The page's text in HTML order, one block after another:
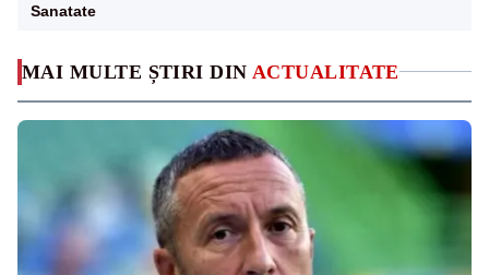
MAI MULTE ȘTIRI DIN ACTUALITATE
Sanatate